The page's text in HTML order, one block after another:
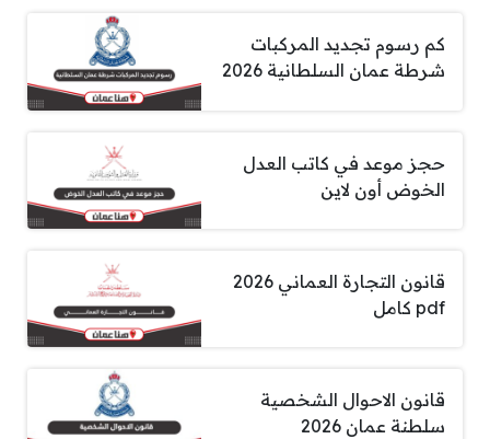
كم رسوم تجديد المركبات
شرطة عمان السلطانية 2026
حجز موعد في كاتب العدل
الخوض أون لاين
قانون التجارة العماني 2026
pdf كامل
قانون الاحوال الشخصية
سلطنة عمان 2026